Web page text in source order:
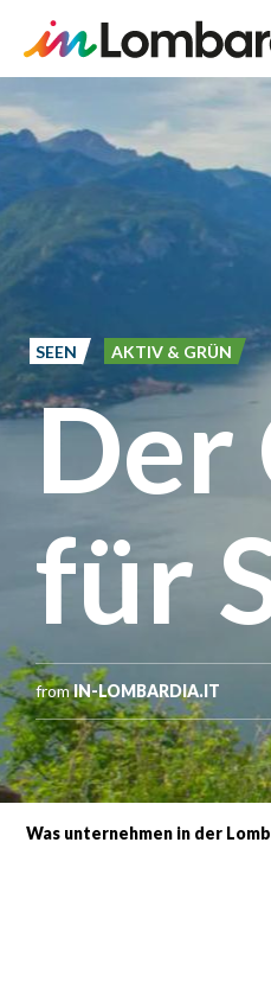
zum
SEEN AKTIV & GRÜN
Der
für
fromIN-LOMBARDIA.IT
Was unternehmen in der